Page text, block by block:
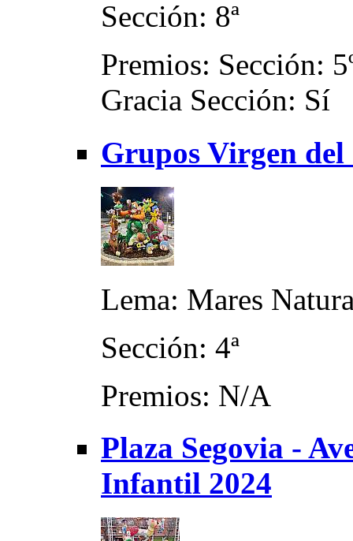
Sección: 8ª
Premios: Sección:
Gracia Sección: Sí
Grupos Virgen
Lema: Mares
Sección: 4ª
Premios: N/A
Plaza Segovia -
Infantil 2024